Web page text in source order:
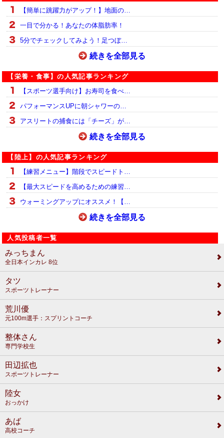
【簡単に跳躍力がアップ！】地面の…
一目で分かる！あなたの体脂肪率！
5分でチェックしてみよう！足つぼ…
続きを全部見る
【栄養・食事】の人気記事ランキング
【スポーツ選手向け】お寿司を食べ…
パフォーマンスUPに朝シャワーの…
アスリートの捕食には「チーズ」が…
続きを全部見る
【陸上】の人気記事ランキング
【練習メニュー】階段でスピードト…
【最大スピードを高めるための練習…
ウォーミングアップにオススメ！【…
続きを全部見る
人気投稿者一覧
みっちまん
全日本インカレ 8位
タツ
スポーツトレーナー
荒川優
元100m選手：スプリントコーチ
整体さん
専門学校生
田辺拡也
スポーツトレーナー
陸女
おっかけ
あば
高校コーチ